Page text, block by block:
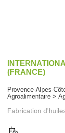
(FRANCE)
Provence-Alpes-
Agroalimentaire >
Fabrication